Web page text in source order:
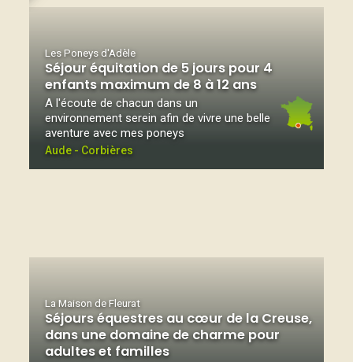
Les Poneys d'Adèle
Séjour équitation de 5 jours pour 4
enfants maximum de 8 à 12 ans
A l'écoute de chacun dans un
environnement serein afin de vivre une belle
aventure avec mes poneys
Aude - Corbières
La Maison de Fleurat
Séjours équestres au cœur de la Creuse,
dans une domaine de charme pour
adultes et familles